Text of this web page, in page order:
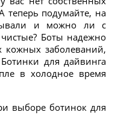
теперь подумайте, на
и можно ли с
Боты надежно
кожных заболеваний,
для дайвинга
в холодное время
выборе ботинок для